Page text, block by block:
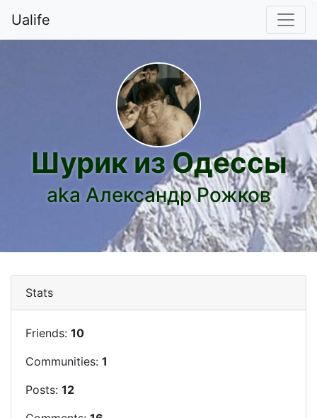
Ualife
Шурик из Одессы
aka Александр Рожков
Stats
Friends: 10
Communities: 1
Posts: 12